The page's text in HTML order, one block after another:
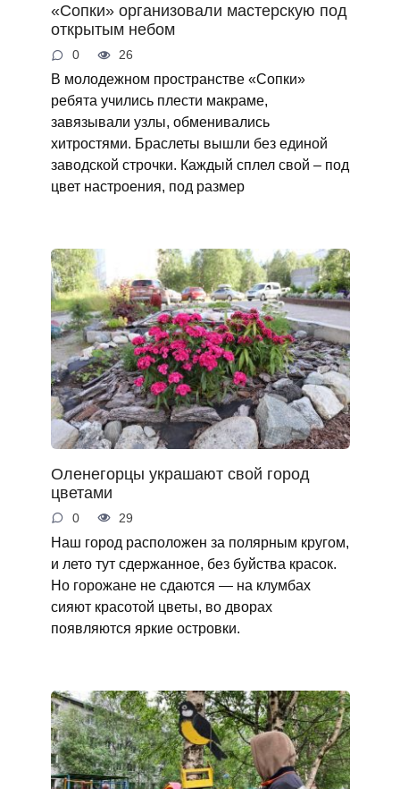
«Сопки» организовали мастерскую под
открытым небом
0 26
В молодежном пространстве «Сопки»
ребята учились плести макраме,
завязывали узлы, обменивались
хитростями. Браслеты вышли без единой
заводской строчки. Каждый сплел свой – под
цвет настроения, под размер
Оленегорцы украшают свой город
цветами
0 29
Наш город расположен за полярным кругом,
и лето тут сдержанное, без буйства красок.
Но горожане не сдаются — на клумбах
сияют красотой цветы, во дворах
появляются яркие островки.